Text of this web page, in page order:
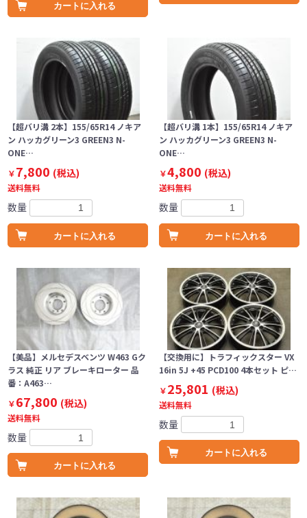
カートに入れる
【超バリ溝 2本】155/65R14 ノキア
ン ハッカグリーン3 GREEN3 N-
ONE…
￥7,800 (税込)
送料無料
数量
カートに入れる
【超バリ溝 1本】155/65R14 ノキア
ン ハッカグリーン3 GREEN3 N-
ONE…
￥4,800 (税込)
送料無料
数量
カートに入れる
【美品】メルセデスベンツ W463 Gク
ラス 純正 リア ブレーキローター 品
番：A463…
￥67,800 (税込)
送料無料
数量
カートに入れる
【交換用に】トラフィックスター VX
16in 5J +45 PCD100 4本セット ピ…
￥25,801 (税込)
送料無料
数量
カートに入れる